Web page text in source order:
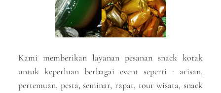
Kami memberikan layanan pesanan snack kotak
untuk keperluan berbagai event seperti : arisan,
pertemuan, pesta, seminar, rapat, tour wisata, snack